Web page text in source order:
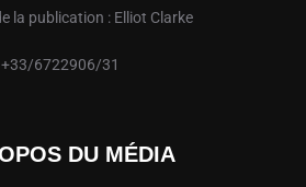
la publication : Elliot Clarke
+33/6722906/31
DU MÉDIA